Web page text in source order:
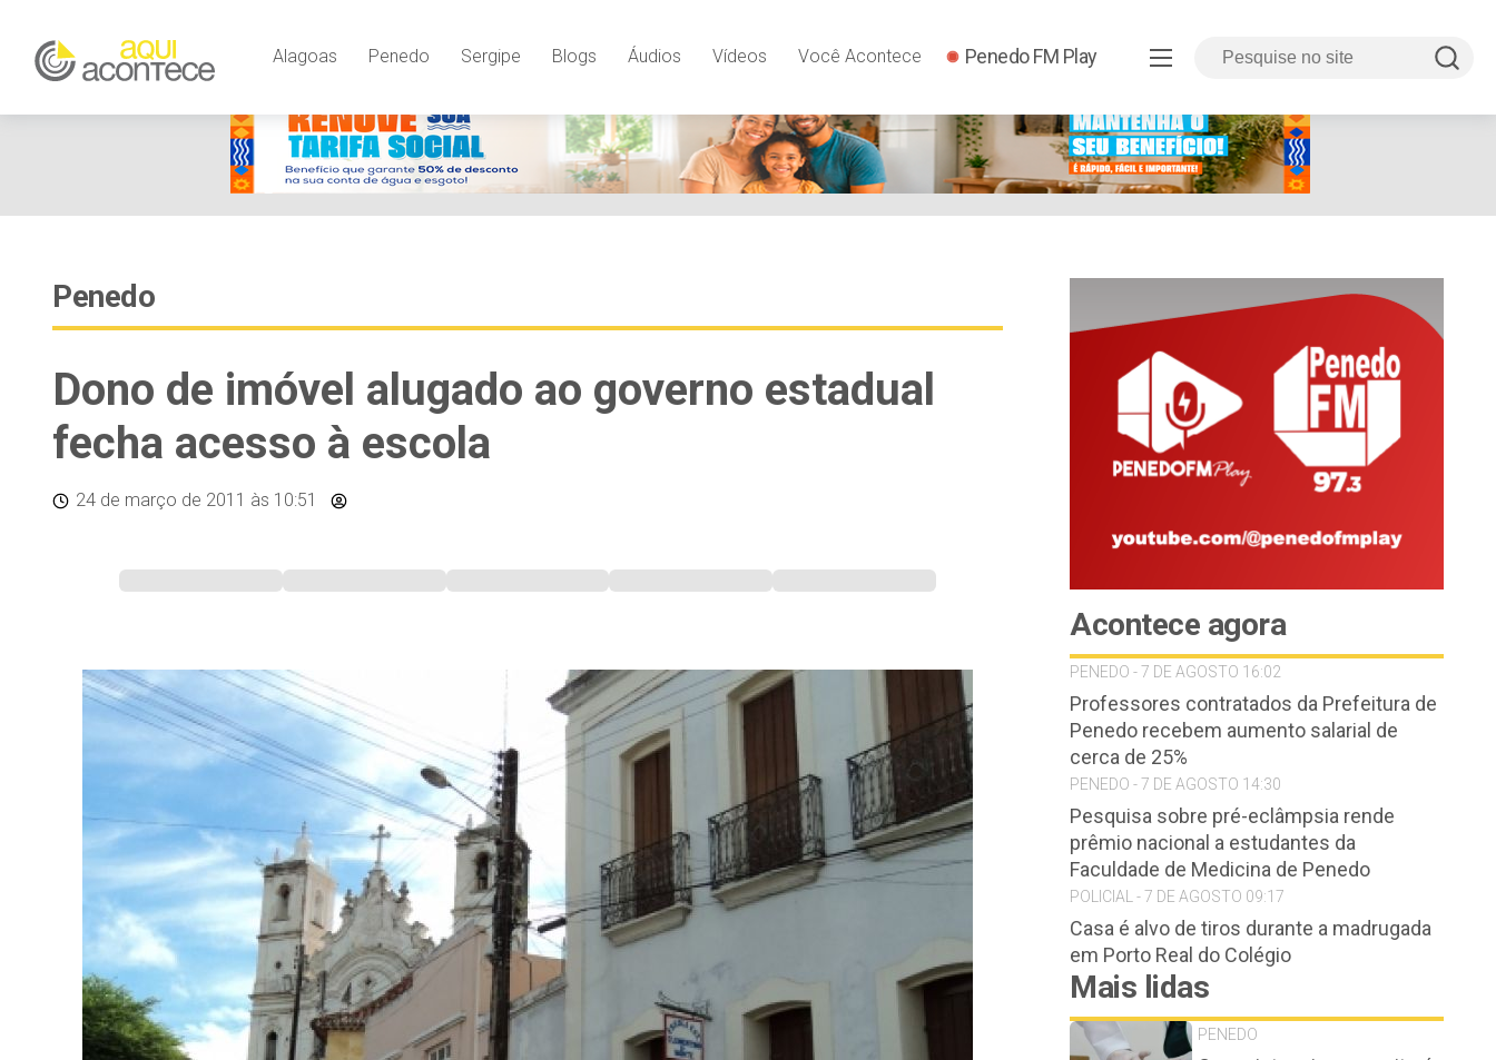
Alagoas Penedo Sergipe Blogs Áudios Vídeos Você Acontece Penedo FM Play
Penedo
Dono de imóvel alugado ao governo estadual
fecha acesso à escola
24 de março de 2011 às 10:51
Acontece agora
PENEDO - 7 DE AGOSTO 16:02
Professores contratados da Prefeitura de
Penedo recebem aumento salarial de
cerca de 25%
PENEDO - 7 DE AGOSTO 14:30
Pesquisa sobre pré-eclâmpsia rende
prêmio nacional a estudantes da
Faculdade de Medicina de Penedo
POLICIAL - 7 DE AGOSTO 09:17
Casa é alvo de tiros durante a madrugada
em Porto Real do Colégio
Mais lidas
PENEDO